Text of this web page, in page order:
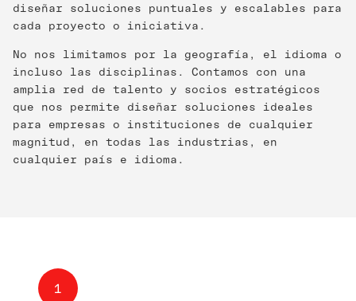
diseñar soluciones puntuales y escalables para
cada proyecto o iniciativa.
No nos limitamos por la geografía, el idioma o
incluso las disciplinas. Contamos con una
amplia red de talento y socios estratégicos
que nos permite diseñar soluciones ideales
para empresas o instituciones de cualquier
magnitud, en todas las industrias, en
cualquier país e idioma.
1